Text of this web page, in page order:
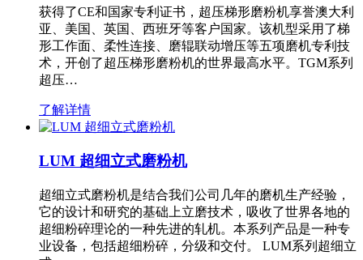
获得了CE和国家专利证书，超压梯形磨粉机享誉澳大利
亚、美国、英国、西班牙等客户国家。该机型采用了梯
形工作面、柔性连接、磨辊联动增压等五项磨机专利技
术，开创了超压梯形磨粉机的世界最高水平。TGM系列
超压…
了解详情
LUM 超细立式磨粉机
超细立式磨粉机是结合我们公司几年的磨机生产经验，
它的设计和研究的基础上立磨技术，吸收了世界各地的
超细粉碎理论的一种先进的轧机。本系列产品是一种专
业设备，包括超细粉碎，分级和交付。 LUM系列超细立